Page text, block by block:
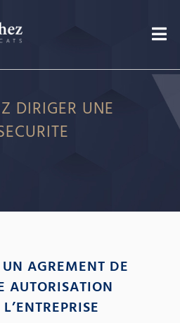
DIRIGER UNE
AGREMENT DE
AUTORISATION